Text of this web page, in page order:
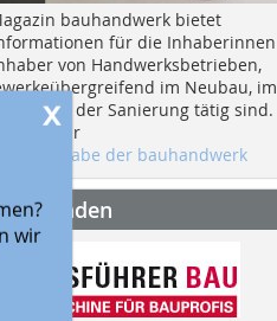
x
wir
bauhandwerk bietet
für die Inhaberinnen
von Handwerksbetrieben,
im Neubau, im
und in der Sanierung tätig sind.
es zur
Ausgabe der bauhandwerk
finden